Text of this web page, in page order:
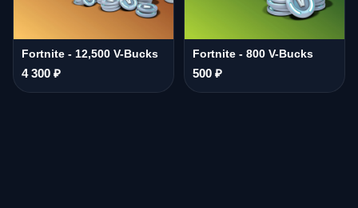
Fortnite - 12,500 V-Bucks
4 300 ₽
Fortnite - 800 V-Bucks
500 ₽